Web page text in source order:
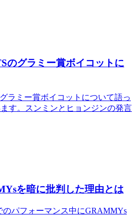
のグラミー賞ボイコットに
ラミー賞ボイコットについて語っ
す。スンミンとヒョンジンの発言
を暗に批判した理由とは
のパフォーマンス中にGRAMMYs